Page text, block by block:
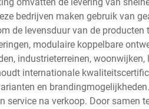
bedrijven maken gebruik van
de levensduur van de
modulaire koppelbare
industrieterreinen,
internationale
en
na verkoop. Door samen